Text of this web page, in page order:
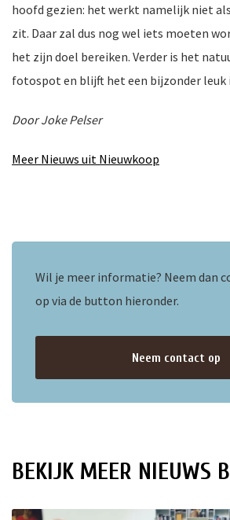
hoofd gezien: het werkt namelijk niet
zit. Daar zal dus nog wel iets moeten
het zijn doel bereiken. Verder is het
fotospot en blijft het een bijzonder leuk
Door Joke Pelser
Meer Nieuws uit Nieuwkoop
Wil je meer informatie? Neem dan
op via de button hieronder.
Neem contact op
BEKIJK MEER NIEUWS